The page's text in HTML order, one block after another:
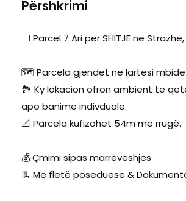
Përshkrimi
⬜ Parcel 7 Ari për SHITJE në
🗺️ Parcela gjendet në lartësi
🏞️ Ky lokacion ofron ambient të
apo banime indivduale.
📐 Parcela kufizohet 54m me rrugë.
💰 Çmimi sipas marrëveshjes
📃 Me fletë poseduese &